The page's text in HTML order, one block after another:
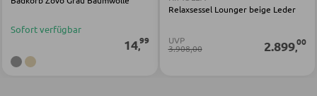
Bücherregale
Holzregale
Sofort verfügbar
14,99
Relaxsessel Lounger beige Leder
UVP
3.908,00 2.899,00